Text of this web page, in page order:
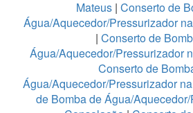
Mateus | Conserto de
Água/Aquecedor/Pressurizador
| Conserto de
Água/Aquecedor/Pressurizador
Conserto de
Água/Aquecedor/Pressurizador
de Bomba de Água/